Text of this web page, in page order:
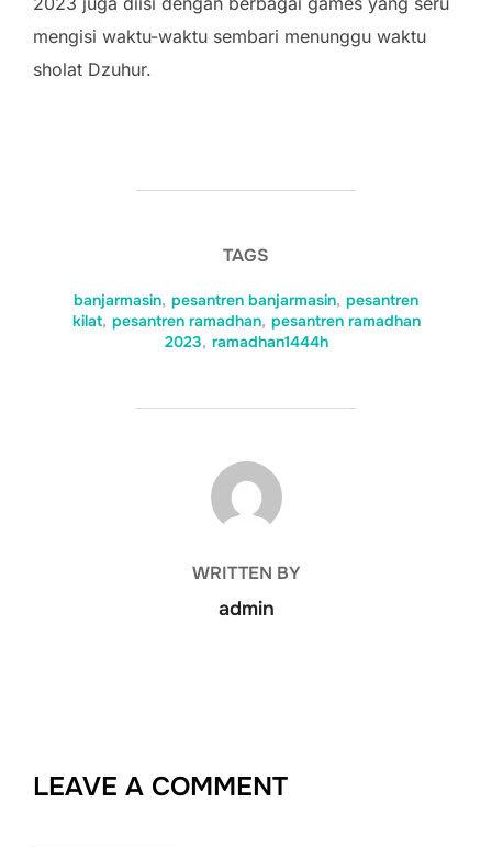
mengisi waktu-waktu sembari menunggu waktu
sholat Dzuhur.
TAGS
banjarmasin, pesantren banjarmasin, pesantren
kilat, pesantren ramadhan, pesantren ramadhan
2023, ramadhan1444h
POST AUTHOR
WRITTEN BY
admin
LEAVE A COMMENT